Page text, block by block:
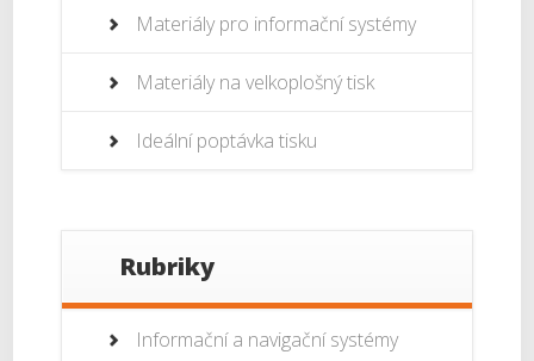
Materiály pro informační systémy
Materiály na velkoplošný tisk
Ideální poptávka tisku
Rubriky
Informační a navigační systémy